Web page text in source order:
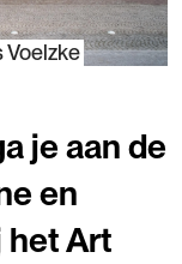
Voelzke
je aan de
en
het Art